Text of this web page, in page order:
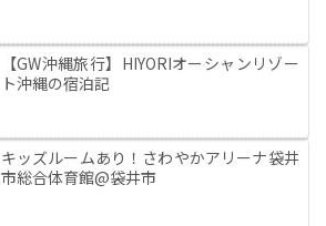
【GW沖縄旅行】HIYORIオーシャンリゾー
ト沖縄の宿泊記
キッズルームあり！さわやかアリーナ袋井
市総合体育館@袋井市